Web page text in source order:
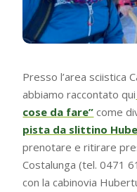
Presso l’area sciistica
abbiamo raccontato qui
cose da fare” come
pista da slittino
prenotare e ritirare
Costalunga (tel. 0471
con la cabinovia